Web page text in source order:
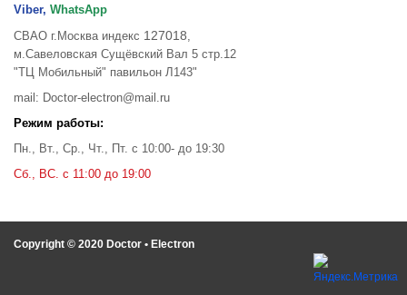
Viber, WhatsApp
СВАО г.Москва индекс 127018,
м.Савеловская Сущёвский Вал 5 стр.12
"ТЦ Мобильный" павильон Л143"
mail: Doctor-electron@mail.ru
Режим работы:
Пн., Вт., Ср., Чт., Пт. с 10:00- до 19:30
Сб., ВС. с 11:00 до 19:00
Copyright © 2020 Doctor • Electron